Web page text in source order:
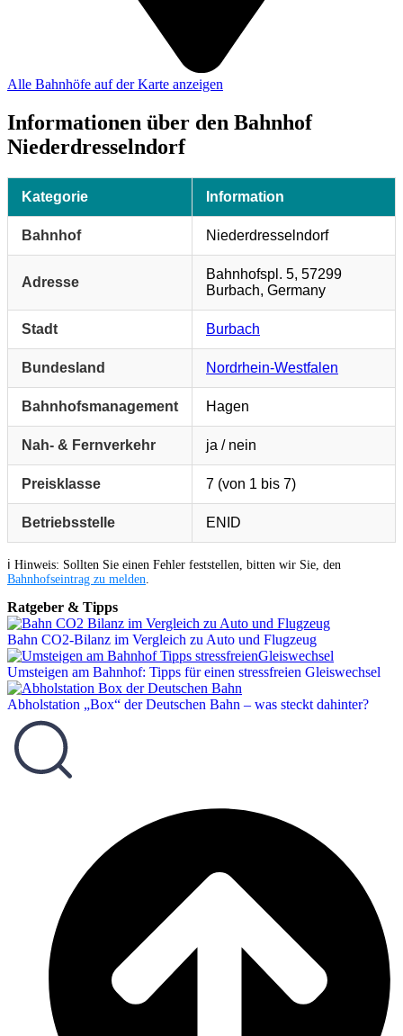
Alle Bahnhöfe auf der Karte anzeigen
Informationen über den Bahnhof
Niederdresselndorf
Kategorie Information
Bahnhof Niederdresselndorf
Adresse
Bahnhofspl. 5, 57299
Burbach, Germany
Stadt Burbach
Bundesland Nordrhein-Westfalen
Bahnhofsmanagement Hagen
Nah- & Fernverkehr ja / nein
Preisklasse 7 (von 1 bis 7)
Betriebsstelle ENID
ℹ️ Hinweis: Sollten Sie einen Fehler feststellen, bitten wir Sie, den
Bahnhofseintrag zu melden
Ratgeber & Tipps
Bahn CO2-Bilanz im Vergleich zu Auto und Flugzeug
Umsteigen am Bahnhof: Tipps für einen stressfreien Gleiswechsel
Abholstation „Box“ der Deutschen Bahn – was steckt dahinter?